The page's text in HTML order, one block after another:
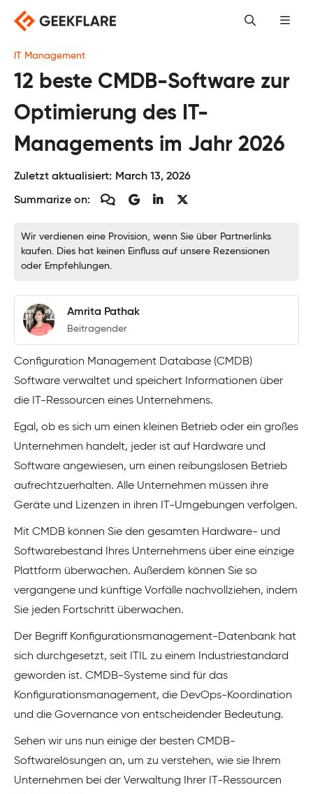
Skip
content
IT Management
12 beste CMDB-Software zur
Optimierung des IT-
Managements im Jahr 2026
Zuletzt aktualisiert: March 13, 2026
Summarize on:
Wir verdienen eine Provision, wenn Sie über Partnerlinks
kaufen. Dies hat keinen Einfluss auf unsere Rezensionen
oder Empfehlungen.
Amrita Pathak
Beitragender
Configuration Management Database (CMDB)
Software verwaltet und speichert Informationen über
die IT-Ressourcen eines Unternehmens.
Egal, ob es sich um einen kleinen Betrieb oder ein großes
Unternehmen handelt, jeder ist auf Hardware und
Software angewiesen, um einen reibungslosen Betrieb
aufrechtzuerhalten. Alle Unternehmen müssen ihre
Geräte und Lizenzen in ihren IT-Umgebungen verfolgen.
Mit CMDB können Sie den gesamten Hardware- und
Softwarebestand Ihres Unternehmens über eine einzige
Plattform überwachen. Außerdem können Sie so
vergangene und künftige Vorfälle nachvollziehen, indem
Sie jeden Fortschritt überwachen.
Der Begriff Konfigurationsmanagement-Datenbank hat
sich durchgesetzt, seit ITIL zu einem Industriestandard
geworden ist. CMDB-Systeme sind für das
Konfigurationsmanagement, die DevOps-Koordination
und die Governance von entscheidender Bedeutung.
Sehen wir uns nun einige der besten CMDB-
Softwarelösungen an, um zu verstehen, wie sie Ihrem
Unternehmen bei der Verwaltung Ihrer IT-Ressourcen